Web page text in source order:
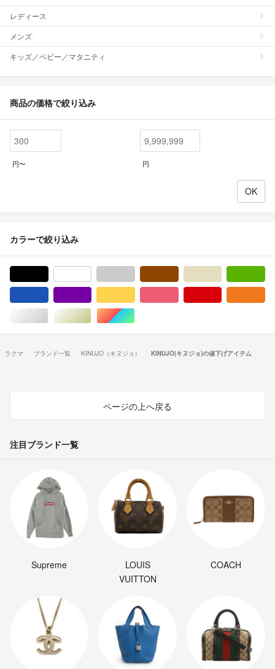
レディース
メンズ
キッズ／ベビー／マタニティ
商品の価格で絞り込み
円〜 円
カラーで絞り込み
シルバー/銀色系ゴールド/金色系マルチカラー
ラクマ ブランド一覧 KINUJO（キヌジョ） KINUJO(キヌジョ)の値下げアイテム
ページの上へ戻る
注目ブランド一覧
Supreme
LOUIS
VUITTON
COACH